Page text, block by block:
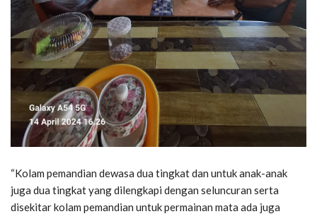
“Kolam pemandian dewasa dua tingkat dan untuk anak-anak
juga dua tingkat yang dilengkapi dengan seluncuran serta
disekitar kolam pemandian untuk permainan mata ada juga